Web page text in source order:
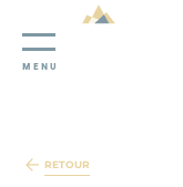
Panneau de gestion des cookies
MENU
RETOUR